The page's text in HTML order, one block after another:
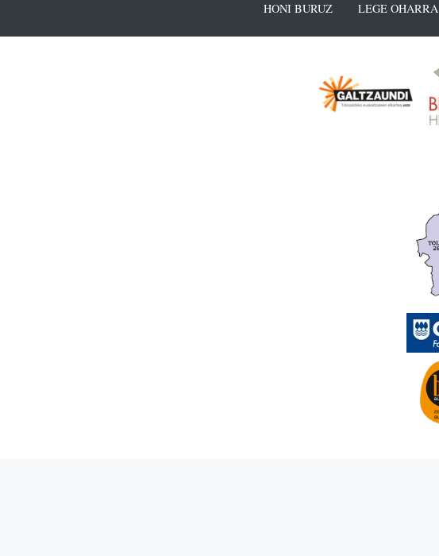
HONI BURUZ LEGE OHARRA